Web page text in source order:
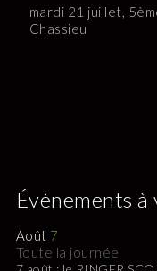
mardi 21 juillet,
Chassieu
Évènements à
Août 7
Toute la journée